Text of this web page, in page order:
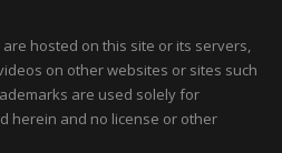
hosted on this site or its servers,
on other websites or sites such
are used solely for
herein and no license or other